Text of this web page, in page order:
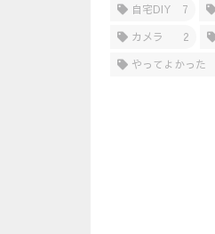
自宅DIY 7
カメラ
2
やってよかった